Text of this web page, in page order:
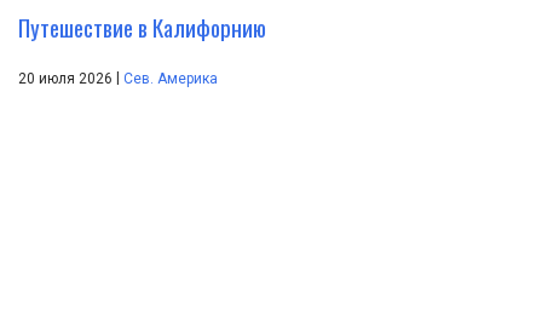
Путешествие в Калифорнию
20 июля 2026 | Сев. Америка